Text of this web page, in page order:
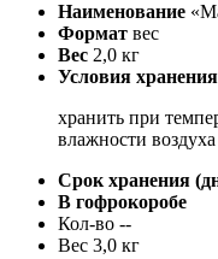
Наименование
Формат вес
Вес 2,0 кг
Условия хранения
хранить при
влажности
Срок хранения
В гофрокоробе
Кол-во --
Вес 3,0 кг